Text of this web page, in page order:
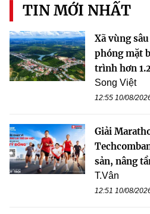
TIN MỚI NHẤT
Xã vùng
phóng mặt
trình hơn
Song Việt
12:55 10/08/
Giải
sản, nâng
T.Vân
12:51 10/08/